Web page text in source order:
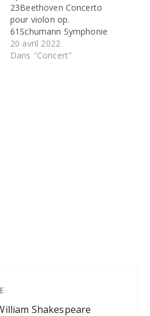
23Beethoven Concerto
pour violon op.
61Schumann Symphonie
n° 3 op. 97 « Rhénane »
JEUDI 21 AVRIL À 20H Un
20 avril 2022
Dans "Concert"
Shakespeare